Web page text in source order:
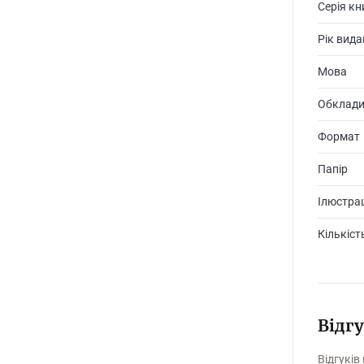
Серія
Рік
Мова
Формат
Папір